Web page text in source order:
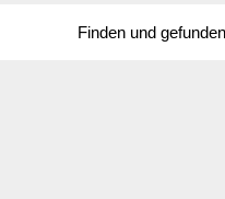
Finden und